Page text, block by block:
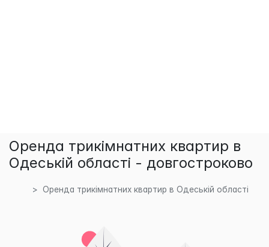
Оренда трикімнатних квартир в
Одеській області - довгостроково
Оренда трикімнатних квартир в Одеській області